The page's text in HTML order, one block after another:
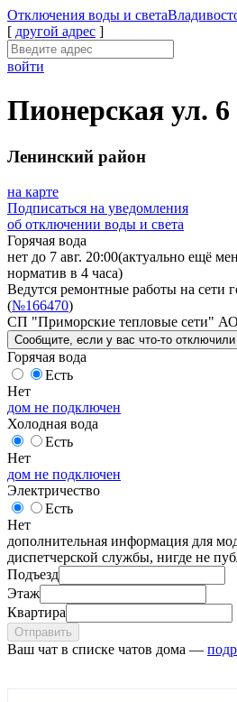
Отключения воды и света
[ другой адрес ]
войти
Пионерская ул. 6
Ленинский район
на карте
Подписаться на уведомления
об отключении воды и света
Горячая вода
нет до 7 авг. 20:00(актуально ещё
норматив в 4 часа)
Ведутся ремонтные работы на сети
(№166470)
СП "Приморские тепловые сети"
Сообщите , если у вас что-то отключили
Горячая вода
Есть
Нет
дом не подключен
Холодная вода
Есть
Нет
дом не подключен
Электричество
Есть
Нет
дополнительная информация для
диспетчерской службы, нигде не
Подъезд
Этаж
Квартира
Отправить
Ваш чат в списке чатов дома —